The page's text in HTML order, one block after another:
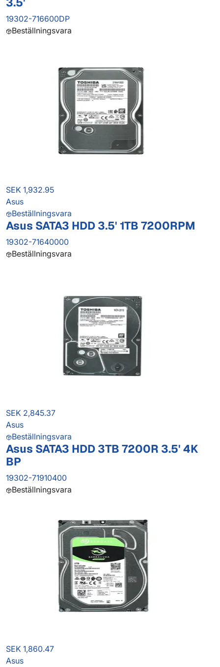
19302-716600DP
Beställningsvara
SEK 1,932.95
Asus
Beställningsvara
Asus SATA3 HDD 3.5' 1TB 7200RPM
19302-71640000
Beställningsvara
SEK 2,845.37
Asus
Beställningsvara
Asus SATA3 HDD 3TB 7200R 3.5' 4K
BP
19302-71910400
Beställningsvara
SEK 1,860.47
Asus